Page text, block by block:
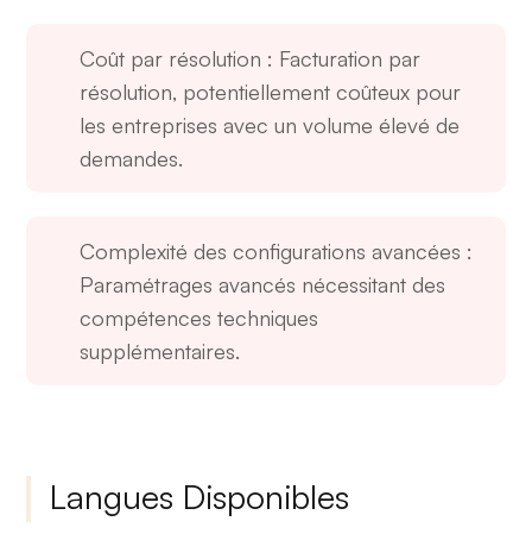
Coût par résolution : Facturation par
résolution, potentiellement coûteux pour
les entreprises avec un volume élevé de
demandes.
Complexité des configurations avancées :
Paramétrages avancés nécessitant des
compétences techniques
supplémentaires.
Langues Disponibles